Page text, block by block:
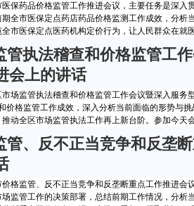
保药品价格监管工作推进会议，主要任务是深入
全市医保定点药店药品价格监测工作成效，分析
市医保定点医药机构定价行为，让人民群众在就
管执法稽查和价格监管工
会上的讲话
场监管执法稽查和价格监管工作会议暨深入服务
价格监管工作成效，深入分析当前面临的形势与
动全区市场监管执法工作再上新台阶。参加今天
管、反不正当竞争和反垄
格监管、反不正当竞争和反垄断重点工作推进会
监管工作的决策部署，总结前期工作情况，分析